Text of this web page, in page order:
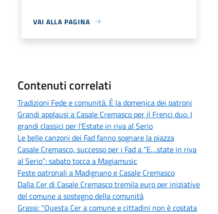
VAI ALLA PAGINA
Contenuti correlati
Tradizioni Fede e comunità. È la domenica dei patroni
Grandi applausi a Casale Cremasco per il Frenci duo. I
grandi classici per l'Estate in riva al Serio
Le belle canzoni dei Fad fanno sognare la piazza
Casale Cremasco, successo per i Fad a “E…state in riva
al Serio”: sabato tocca a Magiamusic
Feste patronali a Madignano e Casale Cremasco
Dalla Cer di Casale Cremasco tremila euro per iniziative
del comune a sostegno della comunità
Grassi: "Questa Cer a comune e cittadini non è costata